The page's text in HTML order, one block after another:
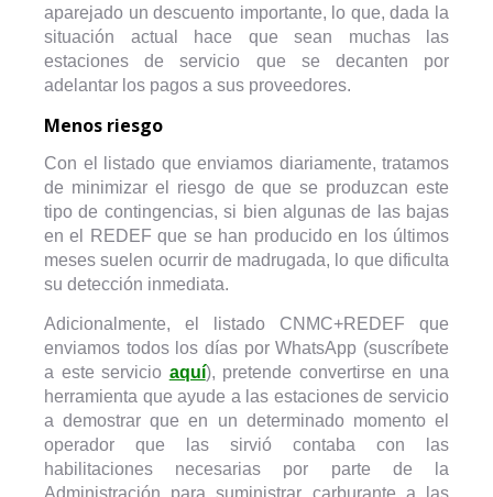
aparejado un descuento importante, lo que, dada la
situación actual hace que sean muchas las
estaciones de servicio que se decanten por
adelantar los pagos a sus proveedores.
Menos riesgo
Con el listado que enviamos diariamente, tratamos
de minimizar el riesgo de que se produzcan este
tipo de contingencias, si bien algunas de las bajas
en el REDEF que se han producido en los últimos
meses suelen ocurrir de madrugada, lo que dificulta
su detección inmediata.
Adicionalmente, el listado CNMC+REDEF que
enviamos todos los días por WhatsApp (suscríbete
a este servicio aquí), pretende convertirse en una
herramienta que ayude a las estaciones de servicio
a demostrar que en un determinado momento el
operador que las sirvió contaba con las
habilitaciones necesarias por parte de la
Administración para suministrar carburante a las